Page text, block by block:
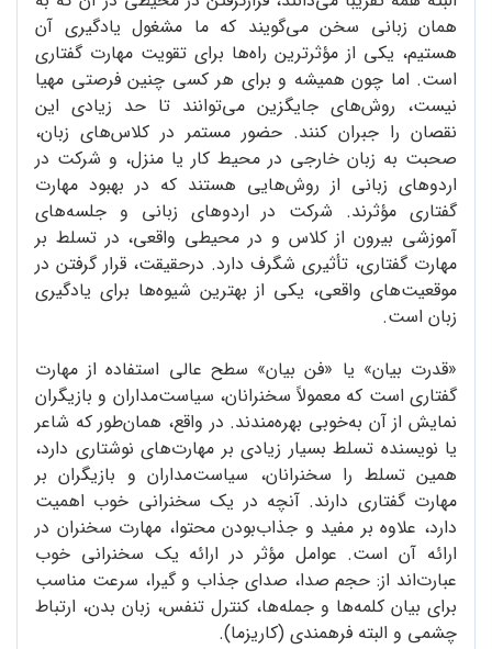
همان زبانی سخن می‌گویند که ما مشغول یادگیری آن
هستیم، یکی از مؤثرترین راه‌ها برای تقویت مهارت گفتاری
است. اما چون همیشه و برای هر کسی چنین فرصتی مهیا
نیست، روش‌های جایگزین می‌توانند تا حد زیادی این
نقصان را جبران کنند. حضور مستمر در کلاس‌های زبان،
صحبت به زبان خارجی در محیط کار یا منزل، و شرکت در
اردوهای زبانی از روش‌هایی هستند که در بهبود مهارت
گفتاری مؤثرند. شرکت در اردوهای زبانی و جلسه‌های
آموزشی بیرون از کلاس و در محیطی واقعی، در تسلط بر
مهارت گفتاری، تأثیری شگرف دارد. درحقیقت، قرار گرفتن در
موقعیت‌های واقعی، یکی از بهترین شیوه‌ها برای یادگیری
زبان است.
«قدرت بیان» یا «فن بیان» سطح عالی استفاده از مهارت
گفتاری است که معمولاً سخنرانان، سیاست‌مداران و بازیگران
نمایش از آن به‌خوبی بهره‌مندند. در واقع، همان‌طور که شاعر
یا نویسنده تسلط بسیار زیادی بر مهارت‌های نوشتاری دارد،
همین تسلط را سخنرانان، سیاست‌مداران و بازیگران بر
مهارت گفتاری دارند. آنچه در یک سخنرانی خوب اهمیت
دارد، علاوه بر مفید و جذاب‌بودن محتوا، مهارت سخنران در
ارائه آن است. عوامل مؤثر در ارائه یک سخنرانی خوب
عبارت‌اند از: حجم صدا، صدای جذاب و گیرا، سرعت مناسب
برای بیان کلمه‌ها و جمله‌ها، کنترل تنفس، زبان بدن، ارتباط
چشمی و البته فرهمندی (کاریزما).